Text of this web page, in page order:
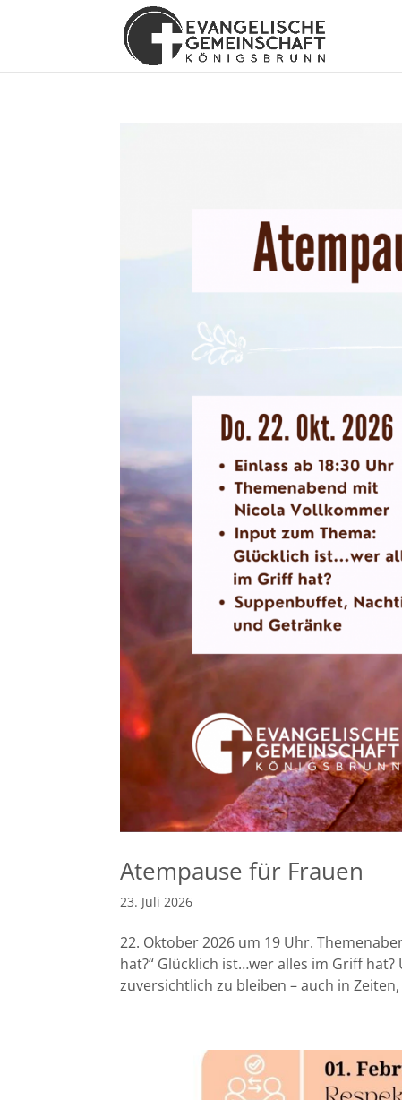
Atempause für Frauen
23. Juli 2026
22. Oktober 2026 um 19 Uhr.
hat?“ Glücklich ist…wer alles im Griff
zuversichtlich zu bleiben – auch in